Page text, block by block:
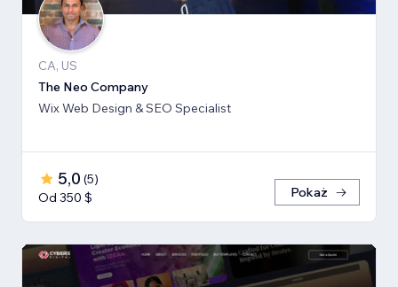
CA, US
The Neo Company
Wix Web Design & SEO Specialist
5,0 (5)
Od 350 $
Pokaż